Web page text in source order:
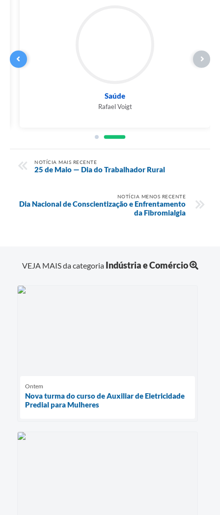
Saúde
Rafael Voigt
NOTÍCIA MAIS RECENTE
25 de Maio — Dia do Trabalhador Rural
NOTÍCIA MENOS RECENTE
Dia Nacional de Conscientização e Enfrentamento
da Fibromialgia
VEJA MAIS da categoria Indústria e Comércio
Ontem
Nova turma do curso de Auxiliar de Eletricidade
Predial para Mulheres